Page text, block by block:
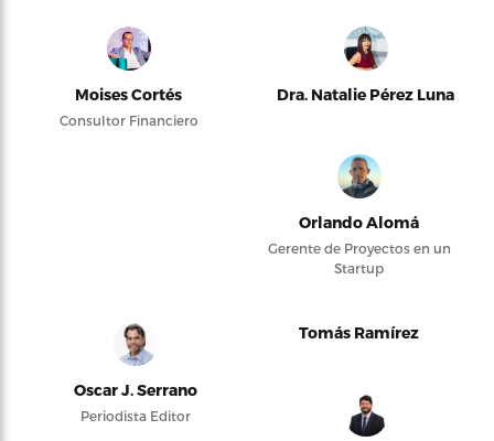
Moises Cortés
Consultor Financiero
Dra. Natalie Pérez Luna
Orlando Alomá
Gerente de Proyectos en un
Startup
Oscar J. Serrano
Periodista Editor
Tomás Ramírez